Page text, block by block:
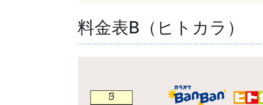
料金表B（ヒトカラ）